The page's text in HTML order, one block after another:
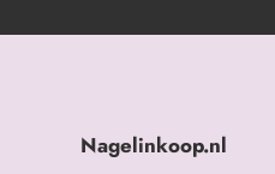
Nagelinkoop.nl